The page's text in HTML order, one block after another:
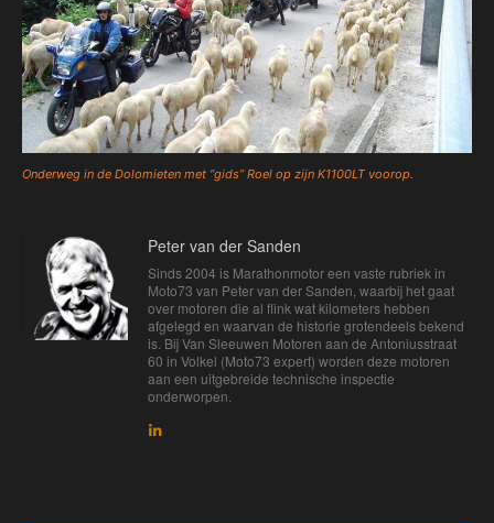
Onderweg in de Dolomieten met “gids” Roel op zijn K1100LT voorop.
Peter van der Sanden
Sinds 2004 is Marathonmotor een vaste rubriek in
Moto73 van Peter van der Sanden, waarbij het gaat
over motoren die al flink wat kilometers hebben
afgelegd en waarvan de historie grotendeels bekend
is. Bij Van Sleeuwen Motoren aan de Antoniusstraat
60 in Volkel (Moto73 expert) worden deze motoren
aan een uitgebreide technische inspectie
onderworpen.